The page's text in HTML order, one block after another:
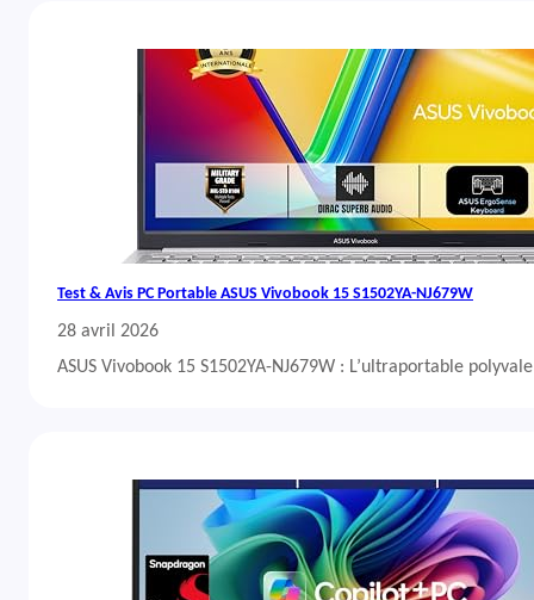
Test & Avis PC Portable ASUS Vivobook 15 S1502YA-NJ679W
28 avril 2026
ASUS Vivobook 15 S1502YA-NJ679W : L’ultraportable